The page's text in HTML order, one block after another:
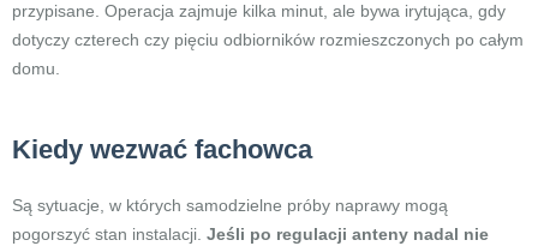
przypisane. Operacja zajmuje kilka minut, ale bywa irytująca, gdy
dotyczy czterech czy pięciu odbiorników rozmieszczonych po całym
domu.
Kiedy wezwać fachowca
Są sytuacje, w których samodzielne próby naprawy mogą
pogorszyć stan instalacji. Jeśli po regulacji anteny nadal nie